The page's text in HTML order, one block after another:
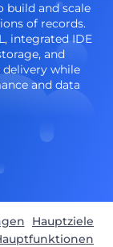
build and scale
of records.
integrated IDE
and
while
and data
Hauptziele